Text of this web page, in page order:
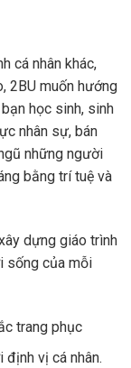
cá nhân khác,
2BU muốn hướng
học sinh, sinh
nhân sự, bán
những người
bằng trí tuệ và
dựng giáo trình
sống của mỗi
trang phục
định vị cá nhân.